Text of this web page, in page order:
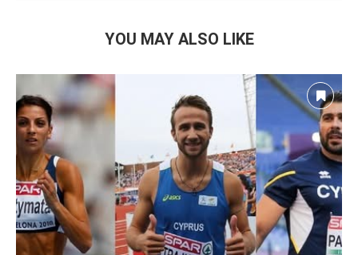
YOU MAY ALSO LIKE